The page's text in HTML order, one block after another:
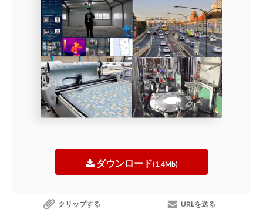
ダウンロード(1.4Mb)
クリップする URLを送る